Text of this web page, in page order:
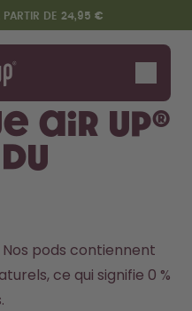
PARTIR DE 24,95 €
air up®
Nos pods contiennent
ce qui signifie 0 %